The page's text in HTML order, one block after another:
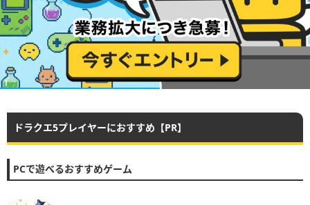
ドラクエ5プレイヤーにおすすめ【PR】
PCで遊べるおすすめゲーム